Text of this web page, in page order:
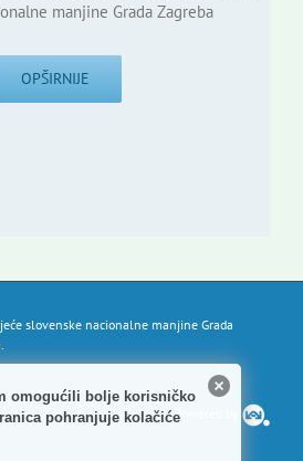
manjine Grada Zagreba
OPŠIRNIJE
slovenske nacionalne manjine Grada
Powered by
omogućili bolje korisničko
pohranjuje kolačiće